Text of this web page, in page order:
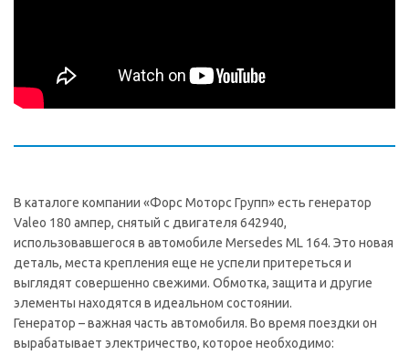
В каталоге компании «Форс Моторс Групп» есть генератор
Valeo 180 ампер, снятый с двигателя 642940,
использовавшегося в автомобиле Mersedes ML 164. Это новая
деталь, места крепления еще не успели притереться и
выглядят совершенно свежими. Обмотка, защита и другие
элементы находятся в идеальном состоянии.
Генератор – важная часть автомобиля. Во время поездки он
вырабатывает электричество, которое необходимо: